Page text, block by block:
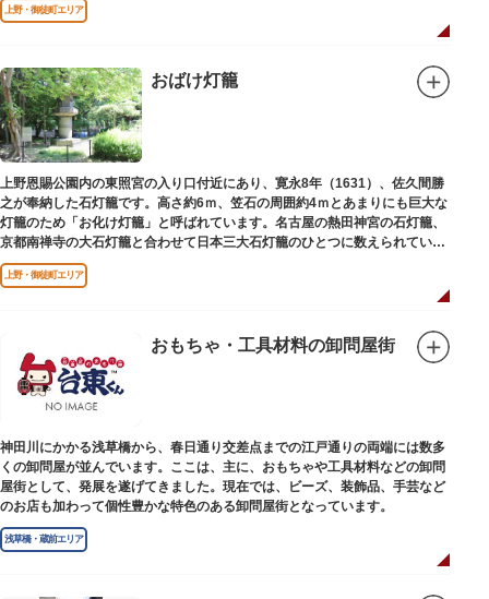
上野・御徒町エリア
おばけ灯籠
上野恩賜公園内の東照宮の入り口付近にあり、寛永8年（1631）、佐久間勝
之が奉納した石灯籠です。高さ約6ｍ、笠石の周囲約4ｍとあまりにも巨大な
灯籠のため「お化け灯籠」と呼ばれています。名古屋の熱田神宮の石灯籠、
京都南禅寺の大石灯籠と合わせて日本三大石灯籠のひとつに数えられていま
す。
上野・御徒町エリア
おもちゃ・工具材料の卸問屋街
神田川にかかる浅草橋から、春日通り交差点までの江戸通りの両端には数多
くの卸問屋が並んでいます。ここは、主に、おもちゃや工具材料などの卸問
屋街として、発展を遂げてきました。現在では、ビーズ、装飾品、手芸など
のお店も加わって個性豊かな特色のある卸問屋街となっています。
浅草橋・蔵前エリア